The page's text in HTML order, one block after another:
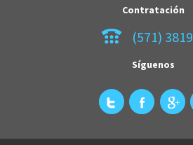
Contratación
(571)
Síguenos